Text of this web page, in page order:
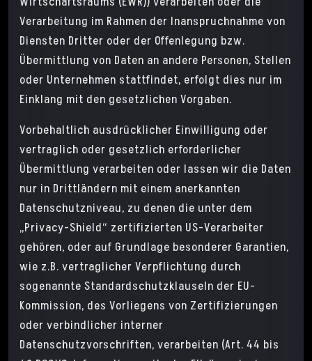
Verarbeitung im Rahmen der Inanspruchnahme von
Diensten Dritter oder der Offenlegung bzw.
Übermittlung von Daten an andere Personen, Stellen
oder Unternehmen stattfindet, erfolgt dies nur im
Einklang mit den gesetzlichen Vorgaben.
Vorbehaltlich ausdrücklicher Einwilligung oder
vertraglich oder gesetzlich erforderlicher
Übermittlung verarbeiten oder lassen wir die Daten
nur in Drittländern mit einem anerkannten
Datenschutzniveau, zu denen die unter dem
„Privacy-Shield“ zertifizierten US-Verarbeiter
gehören, oder auf Grundlage besonderer Garantien,
wie z.B. vertraglicher Verpflichtung durch
sogenannte Standardschutzklauseln der EU-
Kommission, des Vorliegens von Zertifizierungen
oder verbindlicher interner
Datenschutzvorschriften, verarbeiten (Art. 44 bis